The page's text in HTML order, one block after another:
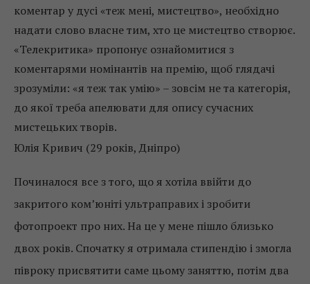
коментар у дусі «теж мені, мистецтво», необхідно
надати слово власне тим, хто це мистецтво створює.
«Телекритика» пропонує ознайомитися з
коментарями номінантів на премію, щоб глядачі
зрозуміли: «я теж так умію» – зовсім не та категорія,
до якої треба апелювати для опису сучасних
мистецьких творів.
Юлія Кривич (29 років, Дніпро)
Починалося все з того, що я хотіла ввійти до
закритого ком’юніті ультраправих і зробити
фотопроект про них. На це у мене пішло близько
двох років. Спочатку я отримала стипендію і змогла
півроку присвятити саме цьому заняттю, потім два